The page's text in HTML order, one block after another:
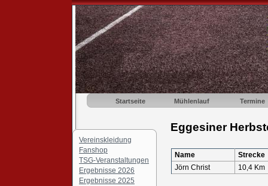
Startseite Mühlenlauf Termine
Vereinskleidung
Fanshop
TSG-Veranstaltungen
Ergebnisse 2026
Ergebnisse 2025
Eggesiner
Name
Strecke
Jörn Christ
10,4 Km